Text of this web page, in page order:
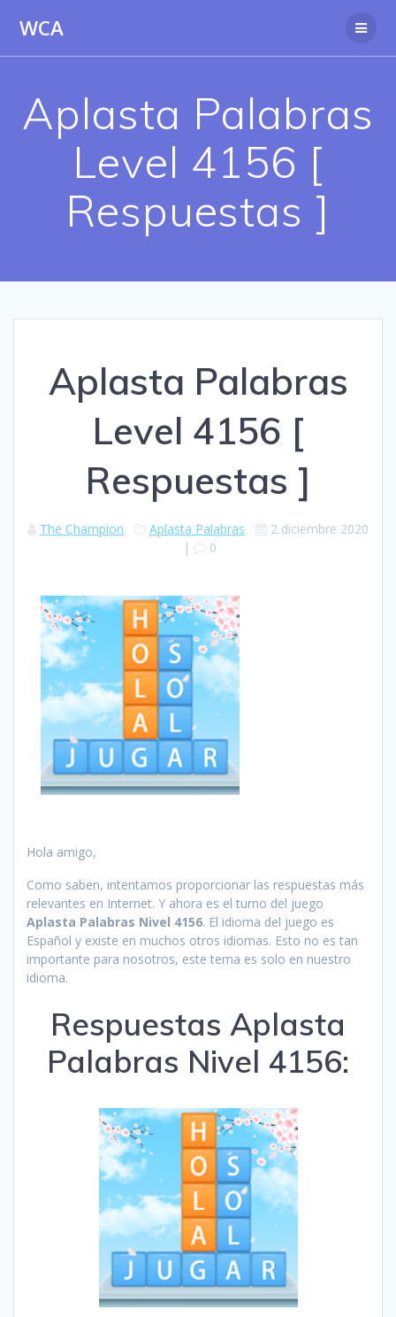
WCA
Aplasta Palabras
Level 4156 [
Respuestas ]
Aplasta Palabras
Level 4156 [
Respuestas ]
The Champion Aplasta Palabras
2 diciembre 2020
|
0
Hola amigo,
Como saben, intentamos proporcionar las respuestas más
relevantes en Internet. Y ahora es el turno del juego
Aplasta Palabras Nivel 4156. El idioma del juego es
Español y existe en muchos otros idiomas. Esto no es tan
importante para nosotros, este tema es solo en nuestro
idioma.
Respuestas Aplasta
Palabras Nivel 4156: